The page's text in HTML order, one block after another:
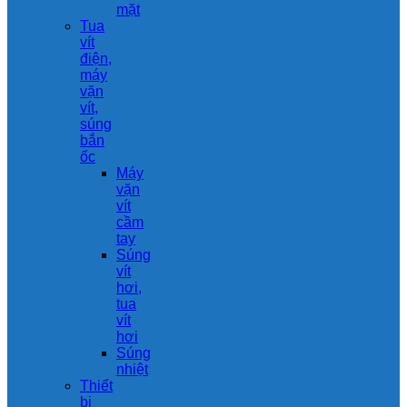
mặt
Tua
vít
điện,
máy
vặn
vít,
súng
bắn
ốc
Máy
vặn
vít
cầm
tay
Súng
vít
hơi,
tua
vít
hơi
Súng
nhiệt
Thiết
bị